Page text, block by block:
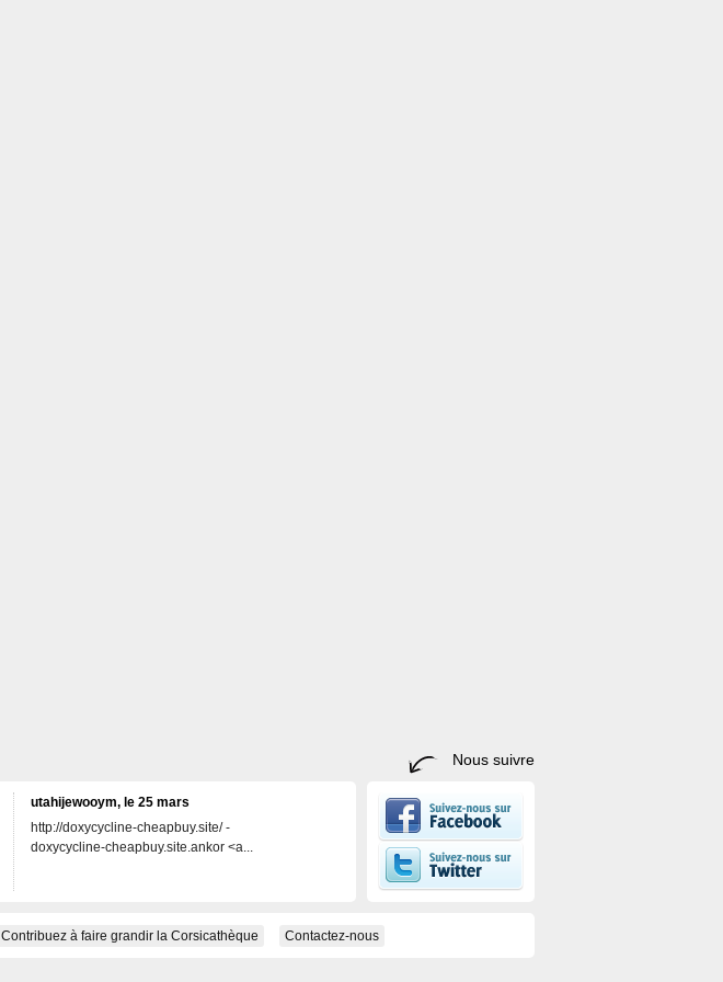
utahijewooym, le 25 mars
http://doxycycline-cheapbuy.site/ -
doxycycline-cheapbuy.site.ankor <a...
Nous suivre
Contribuez à faire grandir la Corsicathèque Contactez-nous